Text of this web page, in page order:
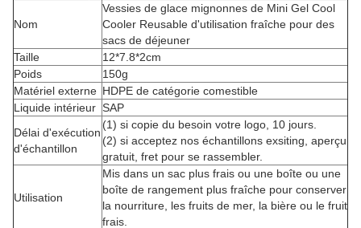
Nom
Vessies de glace mignonnes de Mini Gel Cool
Cooler Reusable d'utilisation fraîche pour des
sacs de déjeuner
Taille
12*7.8*2cm
Poids
150g
Matériel externe HDPE de catégorie comestible
Liquide intérieur SAP
Délai d'exécution
d'échantillon
(1) si copie du besoin votre logo, 10 jours.
(2) si acceptez nos échantillons exsiting, aperçu
gratuit, fret pour se rassembler.
Utilisation
Mis dans un sac plus frais ou une boîte ou une
boîte de rangement plus fraîche pour conserver
la nourriture, les fruits de mer, la bière ou le fruit
frais.